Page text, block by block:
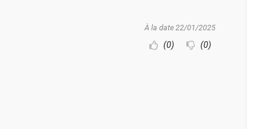
À la date 22/01/2025
(0) (0)